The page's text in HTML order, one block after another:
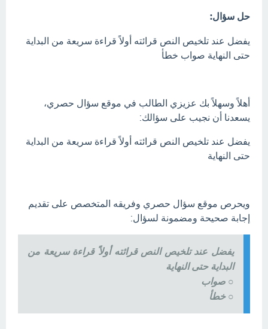
حل سؤال:
يفضل عند تلخيص النص قرائته أولاً قراءة سريعة من البداية
حتى النهاية صواب خطأ
أهلاً وسهلاً بك عزيزي الطالب في موقع سؤال حصري،
يسعدنا أن نجيب على سؤالك:
يفضل عند تلخيص النص قرائته أولاً قراءة سريعة من البداية
حتى النهاية
ويحرص موقع سؤال حصري وفريقه المتخصص على تقديم
إجابة صحيحة ومضمونة لسؤال:
يفضل عند تلخيص النص قرائته أولاً قراءة سريعة من
البداية حتى النهاية
○ صواب
○ خطأ